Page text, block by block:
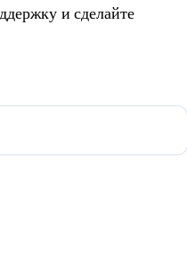
и сделайте